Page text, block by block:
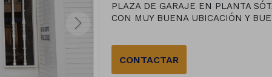
PLAZA DE GARAJE EN PLANTA
CON MUY BUENA UBICACIÓN Y
CONTACTAR